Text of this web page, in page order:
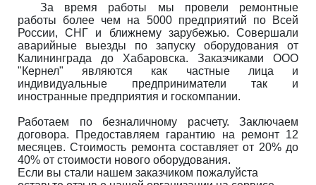
За время работы мы провели ремонтные
работы более чем на 5000 предприятий по Всей
России, СНГ и ближнему зарубежью. Совершали
аварийные выезды по запуску оборудования от
Калининграда до Хабаровска. Заказчиками ООО
"Кернел" являются как частные лица и
индивидуальные предприниматели так и
иностранные предприятия и госкомпании.
Работаем по безналичному расчету. Заключаем
договора. Предоставляем гарантию на ремонт 12
месяцев. Стоимость ремонта составляет от 20% до
40% от стоимости нового оборудования.
Если вы стали нашем заказчиком пожалуйста